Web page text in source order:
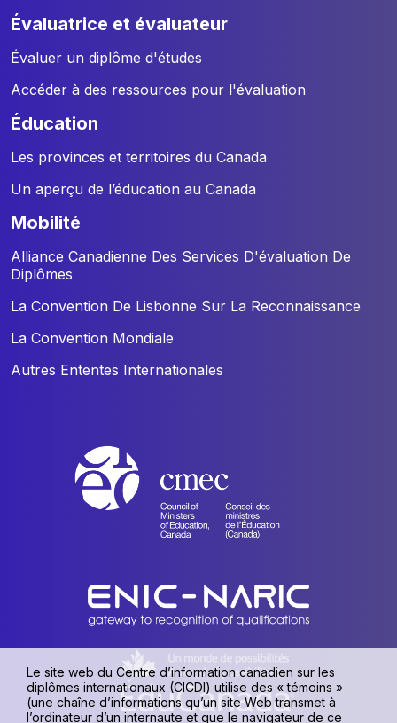
évaluatrice et évaluateur
Évaluer un diplôme d'études
Accéder à des ressources pour l'évaluation
éducation
Les provinces et territoires du Canada
Un aperçu de l’éducation au Canada
mobilité
Alliance Canadienne Des Services D'évaluation De
Diplômes
La Convention De Lisbonne Sur La Reconnaissance
La Convention Mondiale
Autres Ententes Internationales
Le site web du Centre d’information canadien sur les
diplômes internationaux (CICDI) utilise des « témoins »
(une chaîne d’informations qu’un site Web transmet à
l’ordinateur d’un internaute et que le navigateur de ce